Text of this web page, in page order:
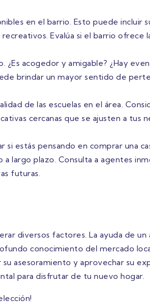
en el barrio. Esto puede incluir
Evalúa si el barrio ofrece
acogedor y amigable? ¿Hay
brindar un mayor sentido de
de las escuelas en el área.
cercanas que se ajusten a tus
estás pensando en comprar una
largo plazo. Consulta a agentes
futuras.
diversos factores. La ayuda de un
conocimiento del mercado
asesoramiento y aprovechar su
para disfrutar de tu nuevo hogar.